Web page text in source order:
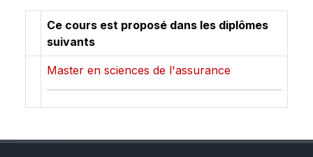
Ce cours est proposé dans les diplômes
suivants
Master en sciences de l'assurance